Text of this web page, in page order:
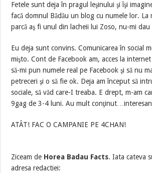
Fetele sunt deja în pragul leşinului şi îşi
facă domnul Bădău un blog cu numele lor. La
parcă aş fi unul din lacheii lui Zoso, nu-mi dau
Eu deja sunt convins. Comunicarea în social
mişto. Cont de Facebook am, acces la
să-mi pun numele real pe Facebook şi să nu
petreceri şi o să fie ok. Deja am început să
sociale, să văd care-I treaba. E drept, m-am
9gag de 3-4 luni. Au mult
ATÂT! FAC O CAMPANIE PE 4CHAN!
Ziceam de Horea Badau Facts. Iata cateva
adresa redactiei: